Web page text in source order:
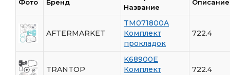
Фото Бренд
Название
Описание
AFTERMARKET
TM071800A
Комплект
прокладок
722.4
TRANTOP
K68900E
Комплект
722.4